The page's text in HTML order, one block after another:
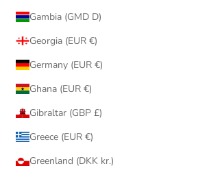
Gambia (GMD D)
Georgia (EUR €)
Germany (EUR €)
Ghana (EUR €)
Gibraltar (GBP £)
Greece (EUR €)
Greenland (DKK kr.)